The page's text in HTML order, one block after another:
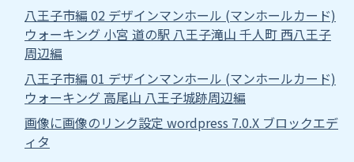
八王子市編 02 デザインマンホール (マンホールカード)
ウォーキング 小宮 道の駅 八王子滝山 千人町 西八王子
周辺編
八王子市編 01 デザインマンホール (マンホールカード)
ウォーキング 高尾山 八王子城跡周辺編
画像に画像のリンク設定 wordpress 7.0.X ブロックエデ
ィタ